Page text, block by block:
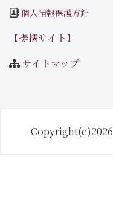
個人情報保護方針
【提携サイト】
サイトマップ
Copyright(c)2026